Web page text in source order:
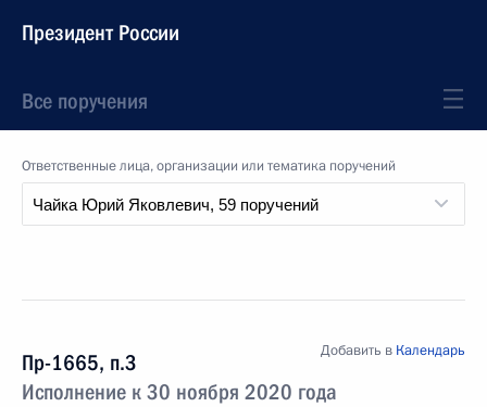
Президент России
Все поручения
Ответственные лица, организации или тематика поручений
Пр-1665, п.3
Исполнение к 30 ноября 2020 года
Добавить в Календарь